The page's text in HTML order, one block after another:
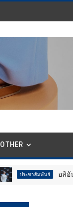
OTHER
อลิอันซ์ อยุธยา คว้ารา